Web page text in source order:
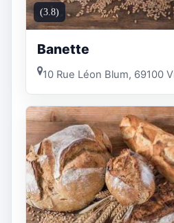
(3.8)
Banette
10 Rue Léon Blum, 69100